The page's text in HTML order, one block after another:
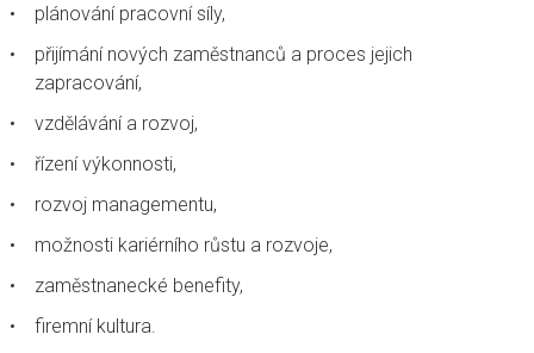
plánování pracovní síly,
přijímání nových zaměstnanců a proces jejich
zapracování,
vzdělávání a rozvoj,
řízení výkonnosti,
rozvoj managementu,
možnosti kariérního růstu a rozvoje,
zaměstnanecké benefity,
firemní kultura.